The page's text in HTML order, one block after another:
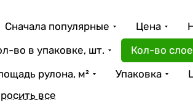
Сначала популярные Цена
во в упаковке, шт.
Кол-во
рулона, м²
Упаковка
все